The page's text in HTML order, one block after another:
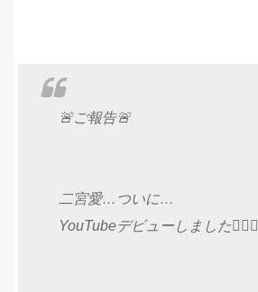
🚨ご報告🚨
二宮愛…ついに…
YouTubeデビューしました🙋‍♀️✨